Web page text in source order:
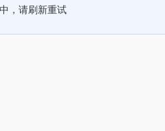
，请刷新重试